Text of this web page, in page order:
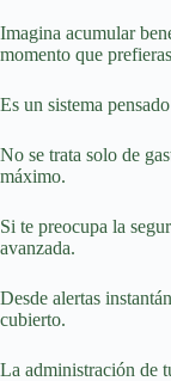
Imagina acumular
momento que
Es un sistema
No se trata solo de
máximo.
Si te preocupa la
avanzada.
Desde alertas
cubierto.
La administración de